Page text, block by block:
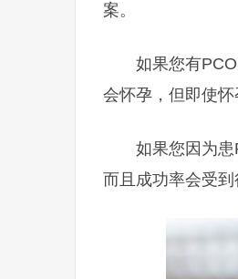
案。
如果您有
会怀孕，但即使
如果您因为
而且成功率会受到